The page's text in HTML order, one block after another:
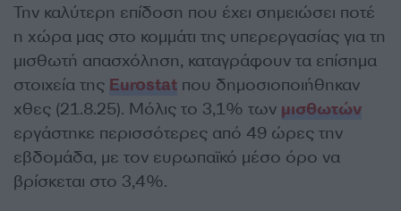
Την καλύτερη επίδοση που έχει σημειώσει ποτέ
η χώρα μας στο κομμάτι της υπερεργασίας για τη
μισθωτή απασχόληση, καταγράφουν τα επίσημα
στοιχεία της Eurostat που δημοσιοποιήθηκαν
χθες (21.8.25). Μόλις το 3,1% των μισθωτών
εργάστηκε περισσότερες από 49 ώρες την
εβδομάδα, με τον ευρωπαϊκό μέσο όρο να
βρίσκεται στο 3,4%.